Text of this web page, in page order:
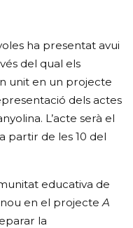
ha presentat avui
del qual els
unit en un projecte
dels actes
L’acte serà el
partir de les 10 del
educativa de
en el projecteA
la